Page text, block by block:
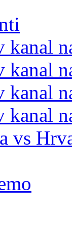
kanal
kanal
kanal
kanal
vs